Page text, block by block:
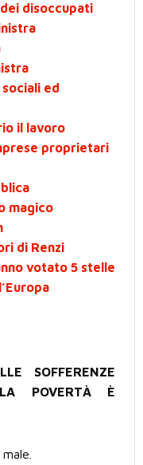
disoccupati
ed
il lavoro
proprietari
magico
di Renzi
votato 5 stelle
SOFFERENZE
POVERTÀ È